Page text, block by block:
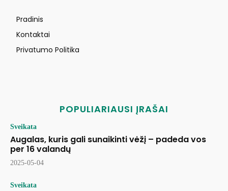
Pradinis
Kontaktai
Privatumo Politika
POPULIARIAUSI ĮRAŠAI
Sveikata
Augalas, kuris gali sunaikinti vėžį – padeda vos
per 16 valandų
2025-05-04
Sveikata